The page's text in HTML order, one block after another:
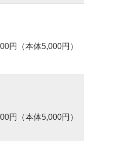
円（本体5,000円）
円（本体5,000円）